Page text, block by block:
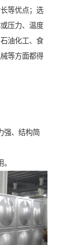
等优点；选
压力、温度
油化工、食
等方面都得
强、结构简